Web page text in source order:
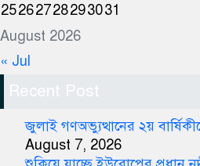
August 2026
25262728293031
« Jul
Recent Post
জুলাই গণঅভ্যুত্থানের ২য়
August 7, 2026